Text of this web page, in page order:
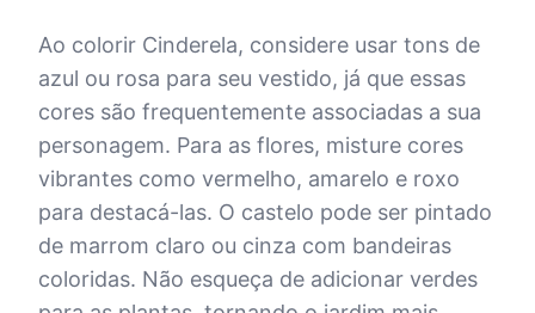
Ao colorir Cinderela, considere usar tons de
azul ou rosa para seu vestido, já que essas
cores são frequentemente associadas a sua
personagem. Para as flores, misture cores
vibrantes como vermelho, amarelo e roxo
para destacá-las. O castelo pode ser pintado
de marrom claro ou cinza com bandeiras
coloridas. Não esqueça de adicionar verdes